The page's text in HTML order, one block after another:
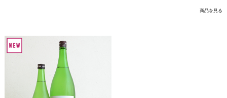
商品を見る